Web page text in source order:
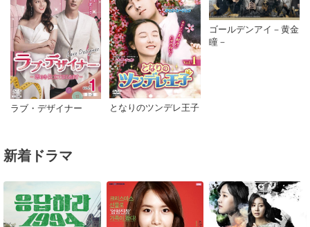
ラブ・デザイナー となりのツンデレ王子
ゴールデンアイ－黄金
瞳－
新着ドラマ